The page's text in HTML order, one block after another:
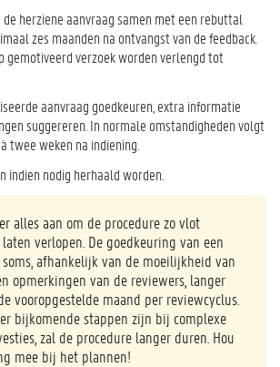
herziene aanvraag samen met een rebuttal
zes maanden na ontvangst van de feedback.
gemotiveerd verzoek worden verlengd tot
aanvraag goedkeuren, extra informatie
suggereren. In normale omstandigheden volgt
twee weken na indiening.
indien nodig herhaald worden.
alles aan om de procedure zo vlot
verlopen. De goedkeuring van een
soms, afhankelijk van de moeilijkheid van
opmerkingen van de reviewers, langer
vooropgestelde maand per reviewcyclus.
bijkomende stappen zijn bij complexe
zal de procedure langer duren. Hou
mee bij het plannen!